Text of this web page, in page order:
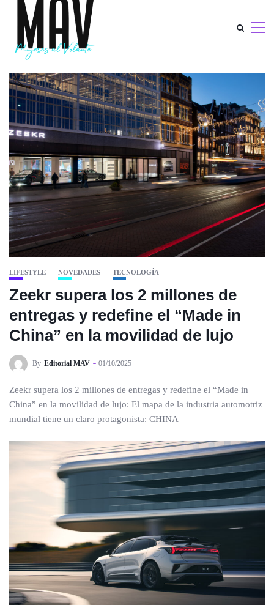
LIFESTYLE NOVEDADES TECNOLOGÍA
Zeekr supera los 2 millones de
entregas y redefine el “Made in
China” en la movilidad de lujo
By Editorial MAV 01/10/2025
Zeekr supera los 2 millones de entregas y redefine el “Made in
China” en la movilidad de lujo: El mapa de la industria automotriz
mundial tiene un claro protagonista: CHINA